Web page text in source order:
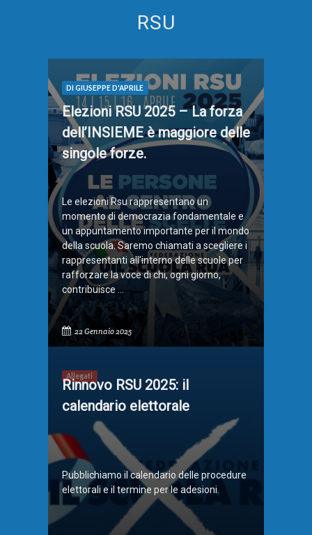
RSU
DI GIUSEPPE D'APRILE
Elezioni RSU 2025 – La forza
dell’INSIEME è maggiore delle
singole forze.
Le elezioni Rsu rappresentano un
momento di democrazia fondamentale e
un appuntamento importante per il mondo
della scuola. Saremo chiamati a scegliere i
rappresentanti all’interno delle scuole per
rafforzare la voce di chi, ogni giorno,
contribuisce ...
22 Gennaio 2025
Rinnovo RSU 2025: il
calendario elettorale
Pubblichiamo il calendario delle procedure
elettorali e il termine per le adesioni.
Allegati